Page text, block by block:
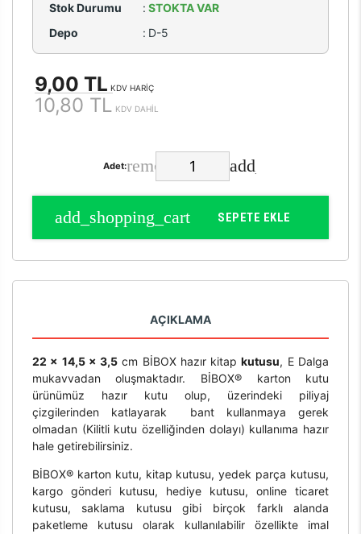
Stok Durumu
: STOKTA VAR
Depo
: D-5
9,00 TL KDV HARİÇ
10,80 TL KDV DAHİL
Adet:
SEPETE EKLE
AÇIKLAMA
22 x 14,5 x 3,5 cm BİBOX hazır kitapkutusu, E Dalga
mukavvadan oluşmaktadır. BİBOX® karton kutu
ürünümüz hazır kutu olup, üzerindeki piliyaj
çizgilerinden katlayarak bant kullanmaya gerek
olmadan (Kilitli kutu özelliğinden dolayı) kullanıma hazır
hale getirebilirsiniz.
BİBOX® karton kutu, kitap kutusu, yedek parça kutusu,
kargo gönderi kutusu, hediye kutusu, online ticaret
kutusu, saklama kutusu gibi birçok farklı alanda
paketleme kutusu olarak kullanılabilir özellikte imal